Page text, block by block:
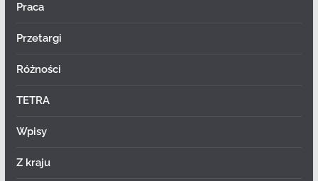
Praca
Przetargi
Różności
TETRA
Wpisy
Z kraju